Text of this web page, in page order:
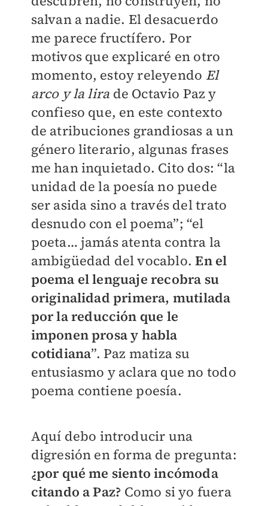
salvan a nadie. El desacuerdo
me parece fructífero. Por
motivos que explicaré en otro
momento, estoy releyendo El
arco y la lira de Octavio Paz y
confieso que, en este contexto
de atribuciones grandiosas a un
género literario, algunas frases
me han inquietado. Cito dos: “la
unidad de la poesía no puede
ser asida sino a través del trato
desnudo con el poema”; “el
poeta… jamás atenta contra la
ambigüedad del vocablo.En el
poema el lenguaje recobra su
originalidad primera, mutilada
por la reducción que le
imponen prosa y habla
cotidiana”. Paz matiza su
entusiasmo y aclara que no todo
poema contiene poesía.
Aquí debo introducir una
digresión en forma de pregunta:
¿por qué me siento incómoda
citando a Paz? Como si yo fuera